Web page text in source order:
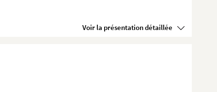
Voir la présentation détaillée